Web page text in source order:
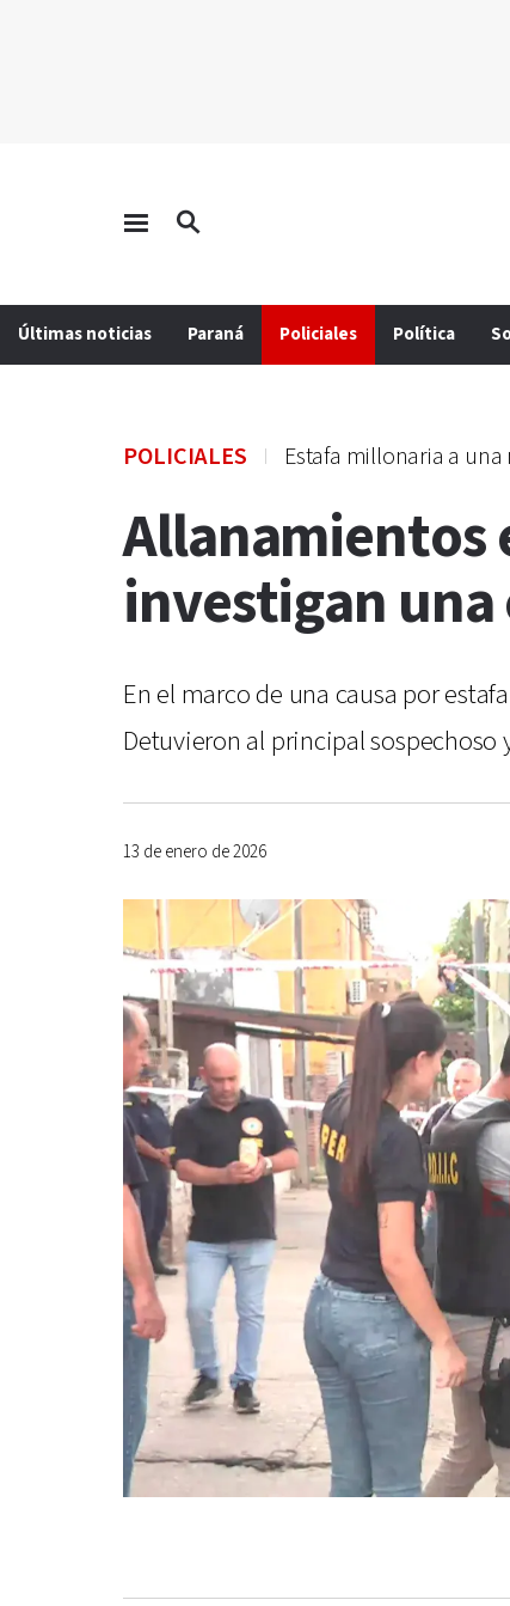
Últimas noticias Paraná Policiales Política
POLICIALES Estafa millonaria a
Allanamientos
investigan una
En el marco de una causa por
Detuvieron al principal
13 de enero de 2026